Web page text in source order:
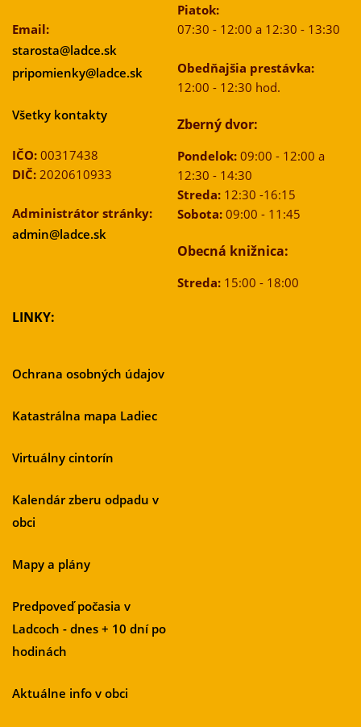
Email:
starosta@ladce.sk
pripomienky@ladce.sk
Všetky kontakty
IČO: 00317438
DIČ: 2020610933
Administrátor stránky:
admin@ladce.sk
Piatok:
07:30 - 12:00 a 12:30 - 13:30
Obedňajšia prestávka:
12:00 - 12:30 hod.
Zberný dvor:
Pondelok:09:00 - 12:00 a
12:30 - 14:30
Streda:12:30 -16:15
Sobota:09:00 - 11:45
Obecná knižnica:
Streda:15:00 - 18:00
LINKY:
Ochrana osobných údajov
Katastrálna mapa Ladiec
Virtuálny cintorín
Kalendár zberu odpadu v
obci
Mapy a plány
Predpoveď počasia v
Ladcoch - dnes + 10 dní po
hodinách
Aktuálne info v obci